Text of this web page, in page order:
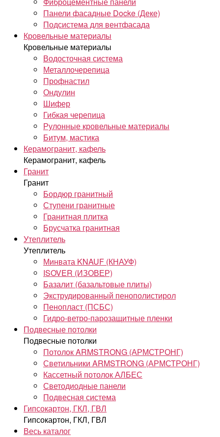
Панели фасадные Docke (Деке)
Подсистема для вентфасада
Кровельные материалы
Кровельные материалы
Водосточная система
Металлочерепица
Профнастил
Ондулин
Шифер
Гибкая черепица
Рулонные кровельные материалы
Битум, мастика
Керамогранит, кафель
Керамогранит, кафель
Гранит
Гранит
Бордюр гранитный
Ступени гранитные
Гранитная плитка
Брусчатка гранитная
Утеплитель
Утеплитель
Минвата KNAUF (КНАУФ)
ISOVER (ИЗОВЕР)
Базалит (базальтовые плиты)
Экструдированный пенополистирол
Пенопласт (ПСБС)
Гидро-ветро-парозащитные пленки
Подвесные потолки
Подвесные потолки
Потолок ARMSTRONG (АРМСТРОНГ)
Светильники ARMSTRONG (АРМСТРОНГ)
Кассетный потолок АЛБЕС
Светодиодные панели
Подвесная система
Гипсокартон, ГКЛ, ГВЛ
Гипсокартон, ГКЛ, ГВЛ
Весь каталог